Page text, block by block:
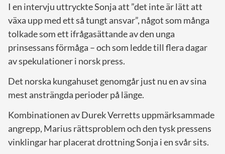
I en intervju uttryckte Sonja att ”det inte är lätt att
växa upp med ett så tungt ansvar”, något som många
tolkade som ett ifrågasättande av den unga
prinsessans förmåga – och som ledde till flera dagar
av spekulationer i norsk press.
Det norska kungahuset genomgår just nu en av sina
mest ansträngda perioder på länge.
Kombinationen av Durek Verretts uppmärksammade
angrepp, Marius rättsproblem och den tysk pressens
vinklingar har placerat drottning Sonja i en svår sits.